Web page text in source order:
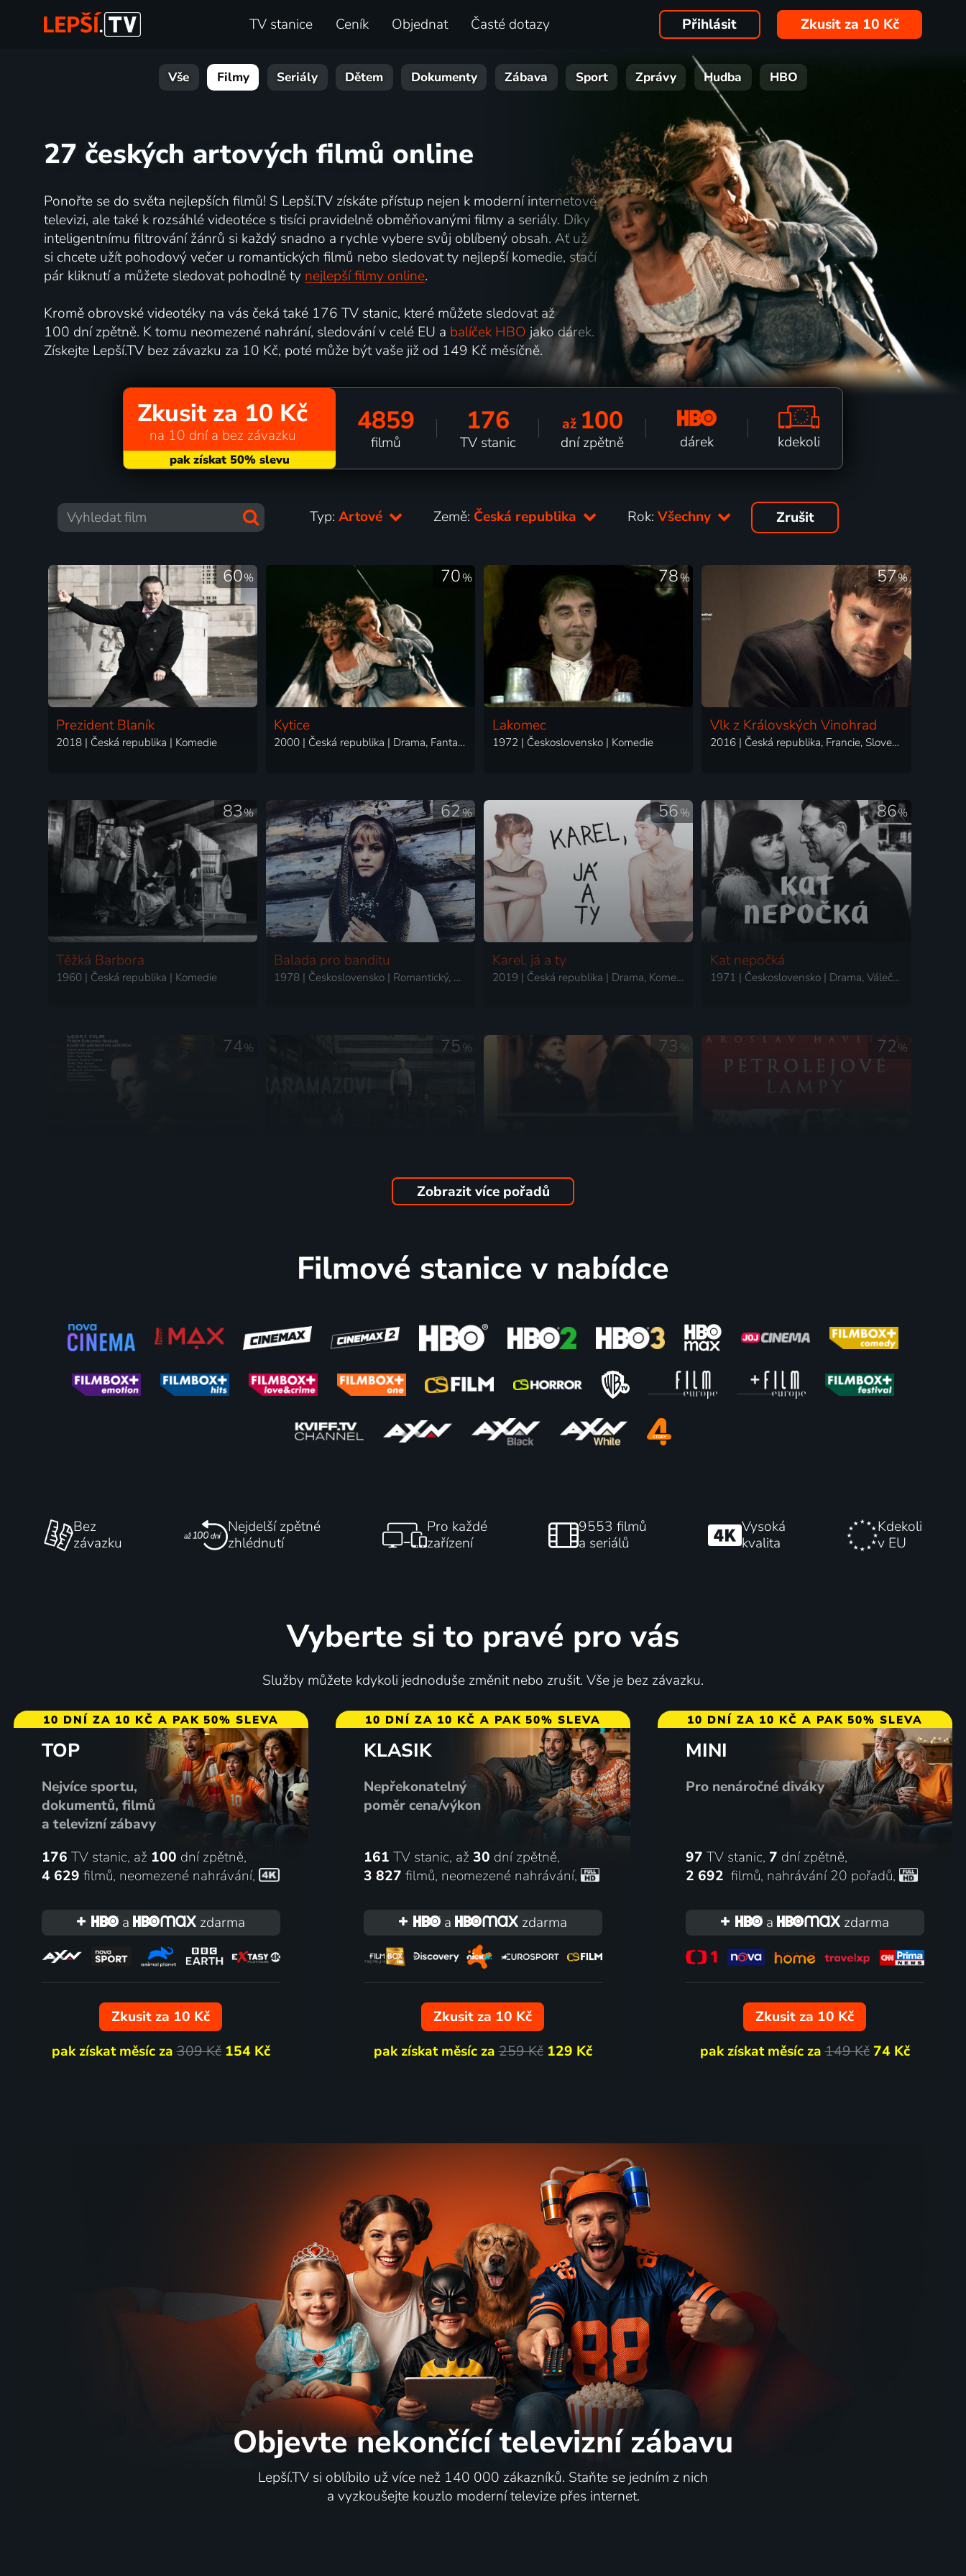
TV stanice Ceník Objednat Časté dotazy Přihlásit Zkusit za 10 Kč
Vše Filmy Seriály Dětem Dokumenty Zábava Sport Zprávy Hudba HBO
27 českých artových filmů online
Ponořte se do světa nejlepších filmů! S Lepší.TV získáte přístup nejen k moderní internetové
televizi, ale také k rozsáhlé videotéce s tisíci pravidelně obměňovanými filmy a seriály. Díky
inteligentnímu filtrování žánrů si každý snadno a rychle vybere svůj oblíbený obsah. Ať už
si chcete užít pohodový večer u romantických filmů nebo sledovat ty nejlepší komedie, stačí
pár kliknutí a můžete sledovat pohodlně ty nejlepší filmy online.
Kromě obrovské videotéky na vás čeká také 176 TV stanic, které můžete sledovat až
100 dní zpětně. K tomu neomezené nahrání, sledování v celé EU a balíček HBO jako dárek.
Získejte Lepší.TV bez závazku za 10 Kč, poté může být vaše již od 149 Kč měsíčně.
Zkusit za 10 Kč
na 10 dní a bez závazku 4859
filmů
176
TV stanic
až 100
dní zpětně dárek kdekoli
Typ:Artové Země: Česká republika Rok:Všechny Zrušit
60%
Prezident Blaník
2018 | Česká republika | Komedie
70%
Kytice
2000 | Česká republika | Drama, Fantasy, Horor, Mysteriózní, Pohádka, Romantický
78%
Lakomec
1972 | Československo | Komedie
57%
Vlk z Královských Vinohrad
2016 | Česká republika, Francie, Slovensko | Komedie, Drama, Životopisný
83%
Těžká Barbora
1960 | Česká republika | Komedie
62%
Balada pro banditu
1978 | Československo | Romantický, Muzikály
56%
Karel, já a ty
2019 | Česká republika | Drama, Komedie
86%
Kat nepočká
1971 | Československo | Drama, Válečný
74% 75% 73 %
Konec agenta č. 312
72%
První hlídka Zvlčeni
2024 | Česká republika | Drama
76 % 75 %
2020 | Německo, Írán, Česká republika | Drama, Akční 2000 | Česká republika | Drama
76 %
72%
2016 | Slovensko, Česká republika | Drama, Psychologický 2003 | Česká republika | Komedie, Romantický
% 73%
72 48
Paní plukovníková
2018 | Česká republika | Komedie
Isabela, vévodkyně
Bourbonská
Zobrazit více pořadů
Filmové stanice v nabídce
Bez
závazku
Nejdelší zpětné
zhlédnutí
Pro každé
zařízení
9553 filmů
a seriálů
Vysoká
kvalita
Kdekoli
v EU
Vyberte si to pravé pro vás
Služby můžete kdykoli jednoduše změnit nebo zrušit. Vše je bez závazku.
10 DNÍ ZA 10 KČ A PAK 50% SLEVA
TOP
Nejvíce sportu,
dokumentů, filmů
a televizní zábavy
176 TV stanic, až 100 dní zpětně,
4 629 filmů, neomezené nahrávání,
a zdarma
Zkusit za 10 Kč
pak získat měsíc za309 Kč 154 Kč
10 DNÍ ZA 10 KČ A PAK 50% SLEVA
KLASIK
Nepřekonatelný
poměr cena/výkon
161 TV stanic, až 30 dní zpětně,
3 827 filmů, neomezené nahrávání,
a zdarma
Zkusit za 10 Kč
pak získat měsíc za259 Kč 129 Kč
10 DNÍ ZA 10 KČ A PAK 50% SLEVA
MINI
Pro nenáročné diváky
97 TV stanic, 7 dní zpětně,
2 692 filmů, nahrávání 20 pořadů,
a zdarma
Zkusit za 10 Kč
pak získat měsíc za149 Kč 74 Kč
Objevte nekončící televizní zábavu
Lepší.TV si oblíbilo už více než 140 000 zákazníků. Staňte se jedním z nich
a vyzkoušejte kouzlo moderní televize přes internet.